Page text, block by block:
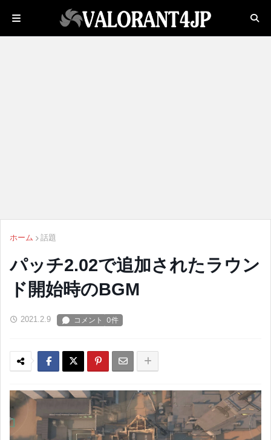
ホーム 話題
パッチ2.02で追加されたラウン
ド開始時のBGM
2021.2.9